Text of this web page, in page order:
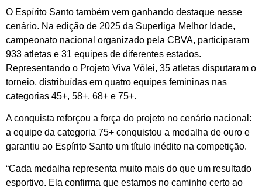
O Espírito Santo também vem ganhando destaque nesse
cenário. Na edição de 2025 da Superliga Melhor Idade,
campeonato nacional organizado pela CBVA, participaram
933 atletas e 31 equipes de diferentes estados.
Representando o Projeto Viva Vôlei, 35 atletas disputaram o
torneio, distribuídas em quatro equipes femininas nas
categorias 45+, 58+, 68+ e 75+.
A conquista reforçou a força do projeto no cenário nacional:
a equipe da categoria 75+ conquistou a medalha de ouro e
garantiu ao Espírito Santo um título inédito na competição.
“Cada medalha representa muito mais do que um resultado
esportivo. Ela confirma que estamos no caminho certo ao